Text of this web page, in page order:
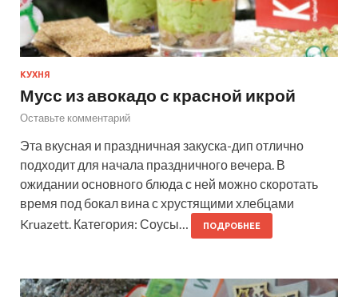
КУХНЯ
Мусс из авокадо с красной икрой
Оставьте комментарий
Эта вкусная и праздничная закуска-дип отлично
подходит для начала праздничного вечера. В
ожидании основного блюда с ней можно скоротать
время под бокал вина с хрустящими хлебцами
Kruazett. Категория: Соусы…
ПОДРОБНЕЕ